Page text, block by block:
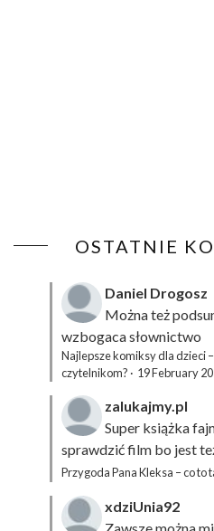
OSTATNIE
Daniel Drogosz
Można też
wzbogaca słownictwo
Najlepsze komiksy dla dzieci
czytelnikom? · 19 February
zalukajmy.pl
Super książka
sprawdzić film bo jest
Przygoda Pana Kleksa – co to
xdziUnia92